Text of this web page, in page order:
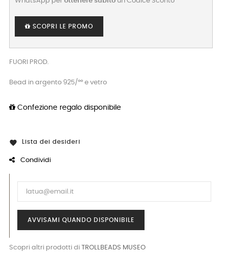
SCOPRI LE PROMO
FUORI PROD.
Bead in argento 925/°° e vetro
Confezione regalo disponibile
 Lista dei desideri
Condividi
AVVISAMI QUANDO DISPONIBILE
Scopri altri prodotti di TROLLBEADS MUSEO